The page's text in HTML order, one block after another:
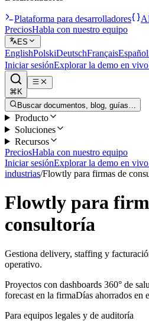
Plataforma para desarrolladores
PreciosHabla con nuestro equipo
ES
EnglishPolskiDeutschFrançaisEspañol
Iniciar sesiónExplorar la demo en vivo
⌘K
Buscar documentos, blog, guías…
Producto
Soluciones
Recursos
PreciosHabla con nuestro equipo
Iniciar sesiónExplorar la demo en vivo
industrias/Flowtly para firmas de
Flowtly para
consultoría
Gestiona delivery, staffing y
operativo.
Proyectos con dashboards 360° de
forecast en la firmaDías ahorrados en
Para equipos legales y de auditoría